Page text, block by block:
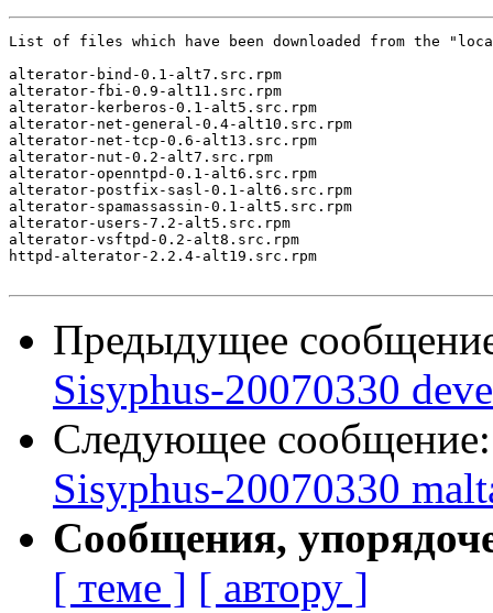
List of files which have been downloaded from the
alterator-bind-0.1-alt7.src.rpm
alterator-fbi-0.9-alt11.src.rpm
alterator-kerberos-0.1-alt5.src.rpm
alterator-net-general-0.4-alt10.src.rpm
alterator-net-tcp-0.6-alt13.src.rpm
alterator-nut-0.2-alt7.src.rpm
alterator-openntpd-0.1-alt6.src.rpm
alterator-postfix-sasl-0.1-alt6.src.rpm
alterator-spamassassin-0.1-alt5.src.rpm
alterator-users-7.2-alt5.src.rpm
alterator-vsftpd-0.2-alt8.src.rpm
httpd-alterator-2.2.4-alt19.src.rpm
Предыдущее
Sisyphus-20070330
Следующее
Sisyphus-20070330
Сообщения,
[ теме ] [ автору ]